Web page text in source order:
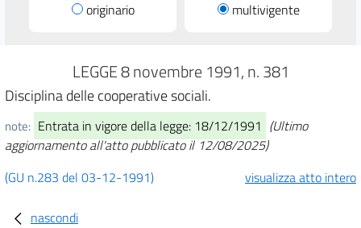
originario multivigente
LEGGE 8 novembre 1991, n. 381
Disciplina delle cooperative sociali.
note: Entrata in vigore della legge: 18/12/1991 (Ultimo
aggiornamento all'atto pubblicato il 12/08/2025)
(GU n.283 del 03-12-1991)
visualizza atto intero
nascondi